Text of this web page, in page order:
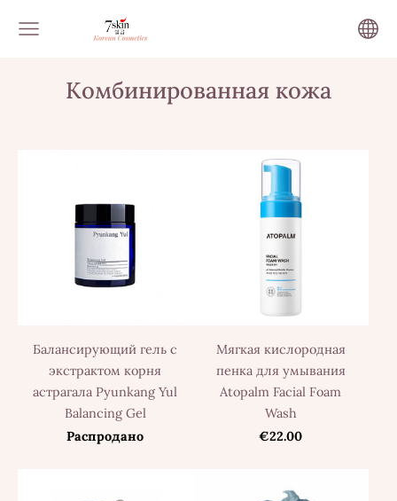
Комбинированная кожа
Балансирующий гель с
экстрактом корня
астрагала Pyunkang Yul
Balancing Gel
Распродано
Мягкая кислородная
пенка для умывания
Atopalm Facial Foam
Wash
€22.00